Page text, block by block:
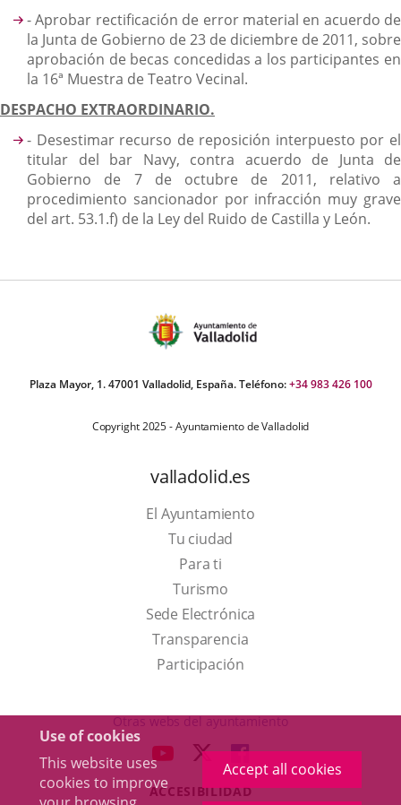
Use of cookies
This website uses
cookies to improve
Accept all cookies
- Aprobar rectificación de error material en acuerdo de
la Junta de Gobierno de 23 de diciembre de 2011, sobre
aprobación de becas concedidas a los participantes en
la 16ª Muestra de Teatro Vecinal.
DESPACHO EXTRAORDINARIO.
- Desestimar recurso de reposición interpuesto por el
titular del bar Navy, contra acuerdo de Junta de
Gobierno de 7 de octubre de 2011, relativo a
procedimiento sancionador por infracción muy grave
del art. 53.1.f) de la Ley del Ruido de Castilla y León.
Plaza Mayor, 1. 47001 Valladolid, España. Teléfono:+34 983 426 100
Copyright 2025 - Ayuntamiento de Valladolid
valladolid.es
El Ayuntamiento
Tu ciudad
Para ti
TurismoThis
link
will
open
a
up
window.
Sede Electrónica
Transparencia
Participación
Otras webs del ayuntamiento
LINK
EXTERNAL
LINK
TO
EXTERNAL
LINK
TO
EXTERNAL
ACCESIBILIDAD